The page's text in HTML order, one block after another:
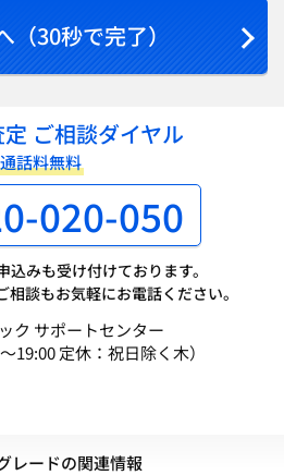
（30秒で完了）
ご相談ダイヤル
通話料無料
020-050
込みも受け付けております。
談もお気軽にお電話ください。
ク サポートセンター
19:00 定休：祝日除く木）
レードの関連情報